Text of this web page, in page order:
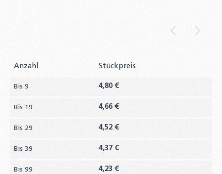
Anzahl Stückpreis
Bis 9 4,80 €
Bis 19 4,66 €
Bis 29 4,52 €
Bis 39 4,37 €
Bis 99 4,23 €